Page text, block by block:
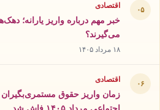
۰۵ اقتصادی
خبر مهم درباره واریز یارانه؛
می‌گیرند؟
۱۸ مرداد ۱۴۰۵
۰۶ اقتصادی
زمان واریز حقوق مستمری‌بگیران